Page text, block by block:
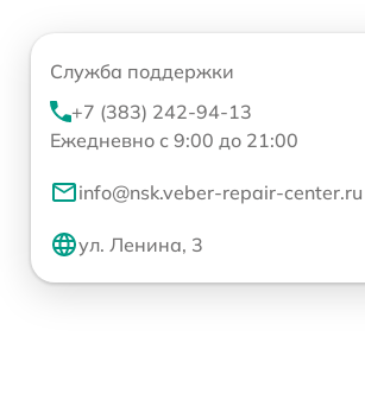
Служба поддержки
+7 (383) 242-94-13
Ежедневно с 9:00 до 21:00
info@nsk.veber-repair-center.ru
ул. Ленина, 3